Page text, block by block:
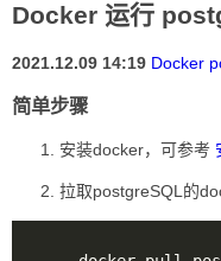
Docker 运行
2021.12.09 14:19 Docker
简单步骤
安装docker，可参考
拉取postgreSQL的